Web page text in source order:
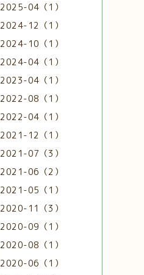
2025-04（1）
2024-12（1）
2024-10（1）
2024-04（1）
2023-04（1）
2022-08（1）
2022-04（1）
2021-12（1）
2021-07（3）
2021-06（2）
2021-05（1）
2020-11（3）
2020-09（1）
2020-08（1）
2020-06（1）